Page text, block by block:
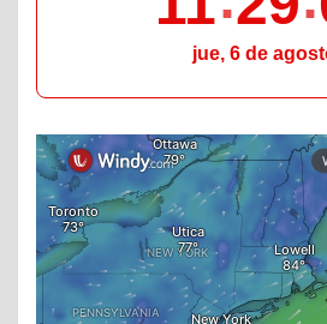
jue, 6 de